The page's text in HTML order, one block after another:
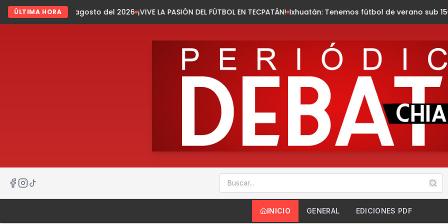
ÚLTIMA HORA
agosto del 2026 ¡VIVE LA PASIÓN DEL FÚTBOL EN TECPATÁN! Ixhuatán: Tenemos fútbol de verano sub 15 Chiapas
INICIO GENERAL EDICIONES PDF